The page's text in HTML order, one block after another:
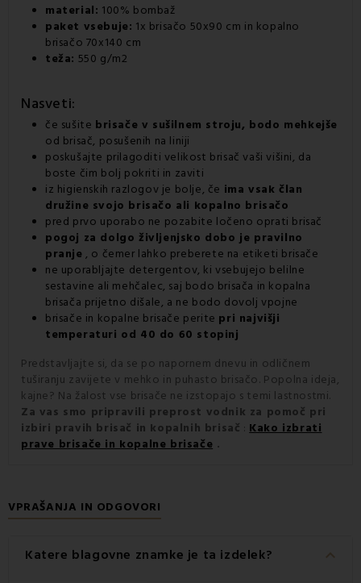
material: 100% bombaž
paket vsebuje: 1x brisačo 50x90 cm in kopalno
brisačo 70x140 cm
teža: 550 g/m2
Nasveti:
če sušite brisače v sušilnem stroju, bodo mehkejše
od brisač, posušenih na liniji
poskušajte prilagoditi velikost brisač vaši višini, da
boste čim bolj pokriti in zaviti
iz higienskih razlogov je bolje, če ima vsak član
družine svojo brisačo ali kopalno brisačo
pred prvo uporabo ne pozabite ločeno oprati brisač
pogoj za dolgo življenjsko dobo je pravilno
pranje , o čemer lahko preberete na etiketi brisače
ne uporabljajte detergentov, ki vsebujejo belilne
sestavine ali mehčalec, saj bodo brisača in kopalna
brisača prijetno dišale, a ne bodo dovolj vpojne
brisače in kopalne brisače perite pri najvišji
temperaturi od 40 do 60 stopinj
Predstavljajte si, da se po napornem dnevu in odličnem
tuširanju zavijete v mehko in puhasto brisačo. Popolna ideja,
kajne? Na žalost vse brisače ne izstopajo s temi lastnostmi.
Za vas smo pripravili preprost vodnik za pomoč pri
izbiri pravih brisač in kopalnih brisač : Kako izbrati
prave brisače in kopalne brisače .
VPRAŠANJA IN ODGOVORI
Katere blagovne znamke je ta izdelek? keyboard_arrow_down